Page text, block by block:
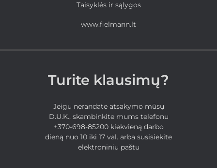
Taisyklės ir sąlygos
www.fielmann.lt
Turite klausimų?
Jeigu nerandate atsakymo mūsų
D.U.K., skambinkite mums telefonu
+370-698-85200 kiekvieną darbo
dieną nuo 10 iki 17 val. arba susisiekite
elektroniniu paštu